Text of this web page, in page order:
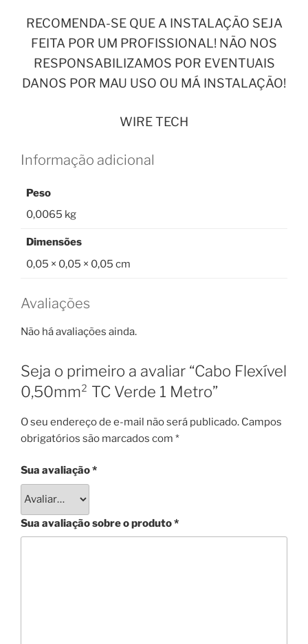
RECOMENDA-SE QUE A INSTALAÇÃO SEJA
FEITA POR UM PROFISSIONAL! NÃO NOS
RESPONSABILIZAMOS POR EVENTUAIS
DANOS POR MAU USO OU MÁ INSTALAÇÃO!
WIRE TECH
Informação adicional
Peso
0,0065 kg
Dimensões
0,05 × 0,05 × 0,05 cm
Avaliações
Não há avaliações ainda.
Seja o primeiro a avaliar “Cabo Flexível
0,50mm² TC Verde 1 Metro”
O seu endereço de e-mail não será publicado. Campos
obrigatórios são marcados com *
Sua avaliação*
Sua avaliação sobre o produto*